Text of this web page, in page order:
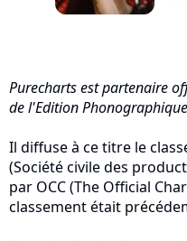
Purecharts est partenaire
de l'Edition
Il diffuse à ce titre le
(Société civile des
par OCC (The Official
classement était